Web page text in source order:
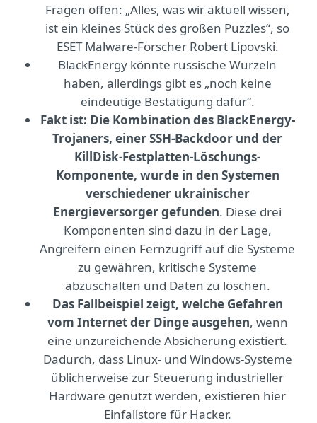
Fragen offen: „Alles, was wir aktuell wissen,
ist ein kleines Stück des großen Puzzles“, so
ESET Malware-Forscher Robert Lipovski.
BlackEnergy könnte russische Wurzeln
haben, allerdings gibt es „noch keine
eindeutige Bestätigung dafür“.
Fakt ist: Die Kombination des BlackEnergy-
Trojaners, einer SSH-Backdoor und der
KillDisk-Festplatten-Löschungs-
Komponente, wurde in den Systemen
verschiedener ukrainischer
Energieversorger gefunden. Diese drei
Komponenten sind dazu in der Lage,
Angreifern einen Fernzugriff auf die Systeme
zu gewähren, kritische Systeme
abzuschalten und Daten zu löschen.
Das Fallbeispiel zeigt, welche Gefahren
vom Internet der Dinge ausgehen, wenn
eine unzureichende Absicherung existiert.
Dadurch, dass Linux- und Windows-Systeme
üblicherweise zur Steuerung industrieller
Hardware genutzt werden, existieren hier
Einfallstore für Hacker.